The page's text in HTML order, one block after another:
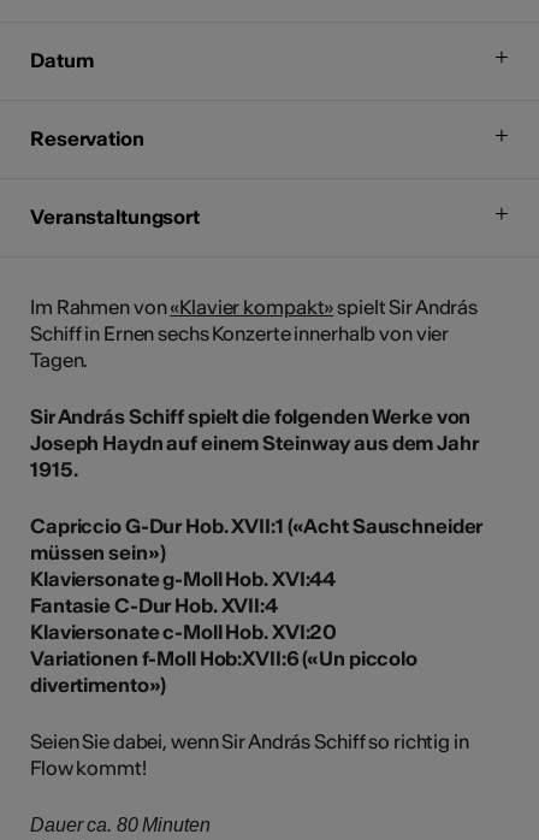
Datum
Reservation
Veranstaltungsort
Im Rahmen von«Klavier kompakt»spielt Sir András
Schiff in Ernen sechs Konzerte innerhalb von vier
Tagen.
Sir András Schiff spielt die folgenden Werke von
Joseph Haydn auf einem Steinway aus dem Jahr
1915.
Capriccio G-Dur Hob. XVII:1 («Acht Sauschneider
müssen sein»)
Klaviersonate g-Moll Hob. XVI:44
Fantasie C-Dur Hob. XVII:4
Klaviersonate c-Moll Hob. XVI:20
Variationen f-Moll Hob:XVII:6 («Un piccolo
divertimento»)
Seien Sie dabei, wenn Sir András Schiff so richtig in
Flow kommt!
Dauer ca. 80 Minuten